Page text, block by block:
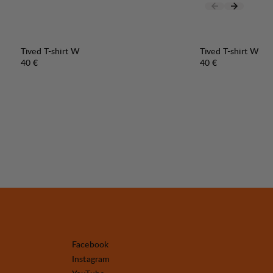
Tived T-shirt W
Preis:
40 €
Tived T-shirt W
Preis:
40 €
Facebook
Instagram